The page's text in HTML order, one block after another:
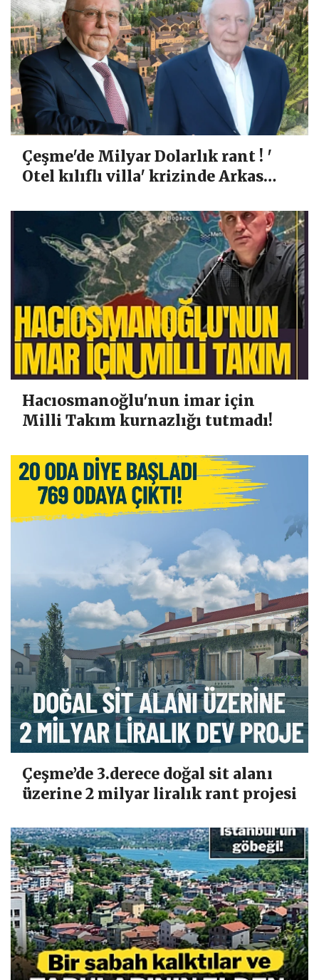
Çeşme'de Milyar Dolarlık rant ! '
Otel kılıflı villa' krizinde Arkas
Hacıosmanoğlu'nun imar için
Milli Takım kurnazlığı tutmadı!
Çeşme’de 3.derece doğal sit alanı
üzerine 2 milyar liralık rant projesi